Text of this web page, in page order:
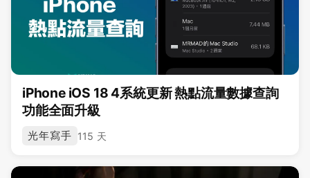
iPhone iOS 18 4系統更新 熱點流量數據查詢
功能全面升級
光年寫手 115 天